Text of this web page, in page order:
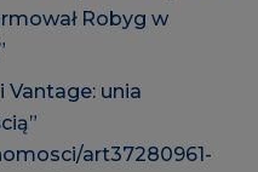
Robyg w
Vantage: unia
art37280961-